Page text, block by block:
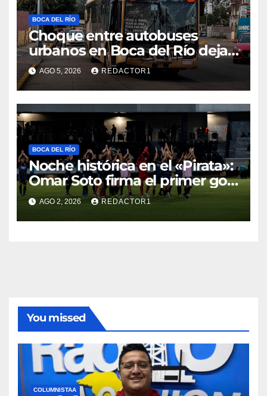
BOCA DEL RÍO
Choque entre autobuses
urbanos en Boca del Río deja
tres pasajeros con golpes
leves
AGO 5, 2026 REDACTOR1
BOCA DEL RÍO
Noche histórica en el «Pirata»:
Omar Soto firma el primer gol
y triunfo de Piratas FC en Liga
de Expansión
AGO 2, 2026 REDACTOR1
You missed
COLUMNISTAA